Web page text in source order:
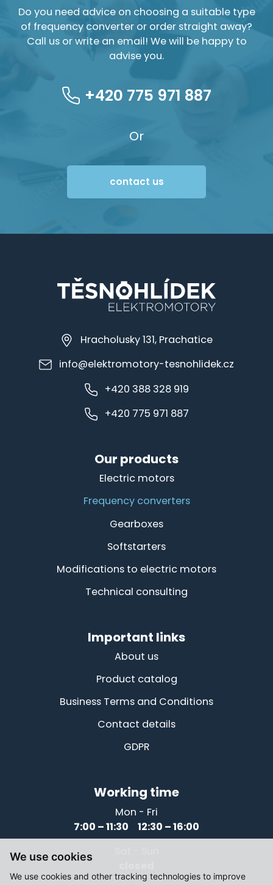
We use cookies
We use cookies and other tracking technologies to improve
Do you need advice on choosing a suitable type
of frequency converter or order straight away?
Call us or write an email! We will be happy to
advise you.
+420 775 971 887
Or
contact us
Hracholusky 131, Prachatice
info@elektromotory-tesnohlidek.cz
+420 388 328 919
+420 775 971 887
Our products
Electric motors
Frequency converters
Gearboxes
Softstarters
Modifications to electric motors
Technical consulting
Important links
About us
Product catalog
Business Terms and Conditions
Contact details
GDPR
Working time
Mon - Fri
7:00 – 11:30 12:30 – 16:00